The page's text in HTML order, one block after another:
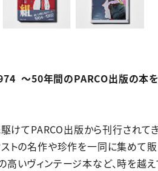
～50年間のPARCO出版の本
けてPARCO出版から刊行されて
ストの名作や珍作を一同に集めて販
高いヴィンテージ本など、時を越